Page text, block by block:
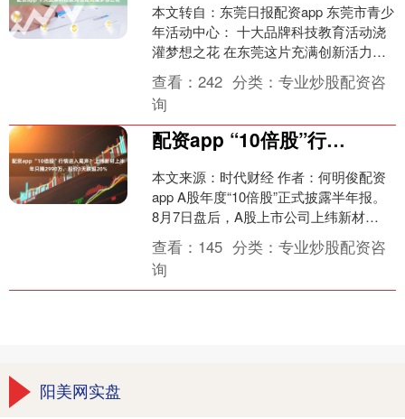
本文转自：东莞日报配资app 东莞市青少
年活动中心： 十大品牌科技教育活动浇
灌梦想之花 在东莞这片充满创新活力的
土地上，东莞市青少年活动中心与东莞
市青少年科技教....
查看：242 分类：专业炒股配资咨
询
配资app “10倍股”行情进入尾声？上纬新材上半年只赚2990万，股价3天跌超20%
本文来源：时代财经 作者：何明俊配资
app A股年度“10倍股”正式披露半年报。
8月7日盘后，A股上市公司上纬新材
（688585.SH）披露半年报。财报显
示，....
查看： 145 分类：专业炒股配资咨
询
阳美网实盘